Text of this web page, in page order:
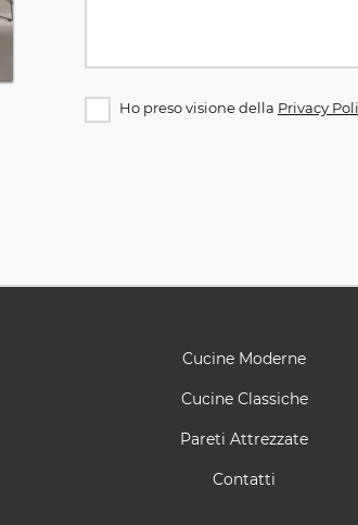
Ho preso visione della Privacy
Cucine Moderne
Cucine Classiche
Pareti Attrezzate
Contatti